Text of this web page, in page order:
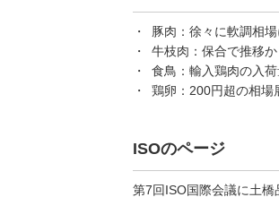
豚肉： 徐々に軟調相
牛枝肉： 保合で推移か
食鳥： 輸入鶏肉の入
鶏卵： 200円超の相場
ISOのページ
第7回ISO国際会議に土